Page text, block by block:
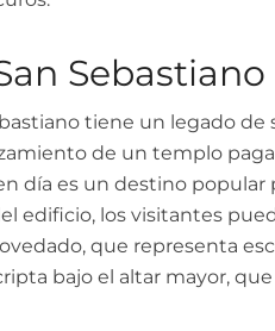
Sebastiano
tiene un legado
de un templo
día es un destino popular
edificio, los visitantes
que representa
bajo el altar mayor,